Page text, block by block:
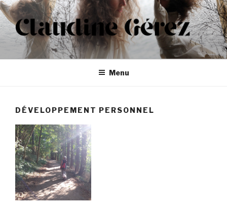
Aller
au
contenu
principal
CLAUDINE GÉREZ
Menu
DÉVELOPPEMENT PERSONNEL